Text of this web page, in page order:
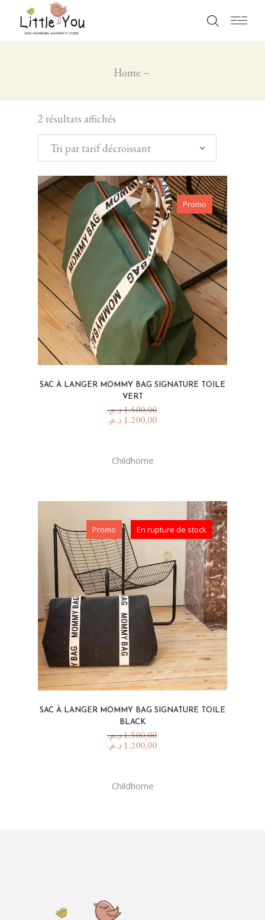
Home
2 résultats affichés
Tri par tarif décroissant
Promo
SAC À LANGER MOMMY BAG SIGNATURE TOILE
VERT
1.500,00د.م.
1.200,00 د.م.
Childhome
Promo En rupture de stock
SAC À LANGER MOMMY BAG SIGNATURE TOILE
BLACK
1.500,00د.م.
1.200,00 د.م.
Childhome